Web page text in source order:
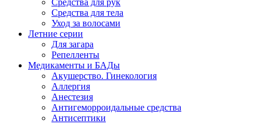
Средства для рук
Средства для тела
Уход за волосами
Летние серии
Для загара
Репелленты
Медикаменты и БАДы
Акушерство. Гинекология
Аллергия
Анестезия
Антигеморроидальные средства
Антисептики